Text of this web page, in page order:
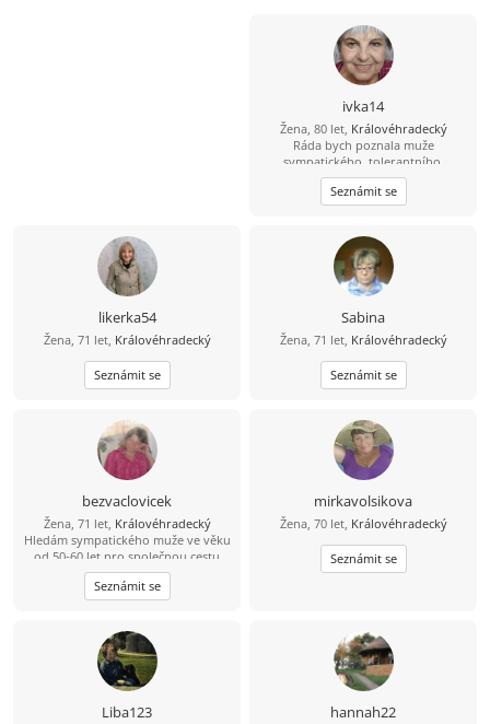
ivka14
Žena, 80 let, Královéhradecký
Ráda bych poznala muže
sympatického, tolerantního,
spolehlivého, romantika 72-80.
Výska nad 178, normalní postavy
Seznámit se
likerka54
Žena, 71 let, Královéhradecký
Seznámit se
Sabina
Žena, 71 let, Královéhradecký
Seznámit se
bezvaclovicek
Žena, 71 let, Královéhradecký
Hledám sympatického muže ve věku
od 50-60 let pro společnou cestu
životem. Snad tě najdu ... Foto
vítáno.
Seznámit se
mirkavolsikova
Žena, 70 let, Královéhradecký
Seznámit se
Liba123 hannah22